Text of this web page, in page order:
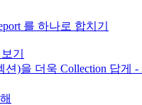
를 하나로 합치기
기
션)을 더욱 Collection 답게 -